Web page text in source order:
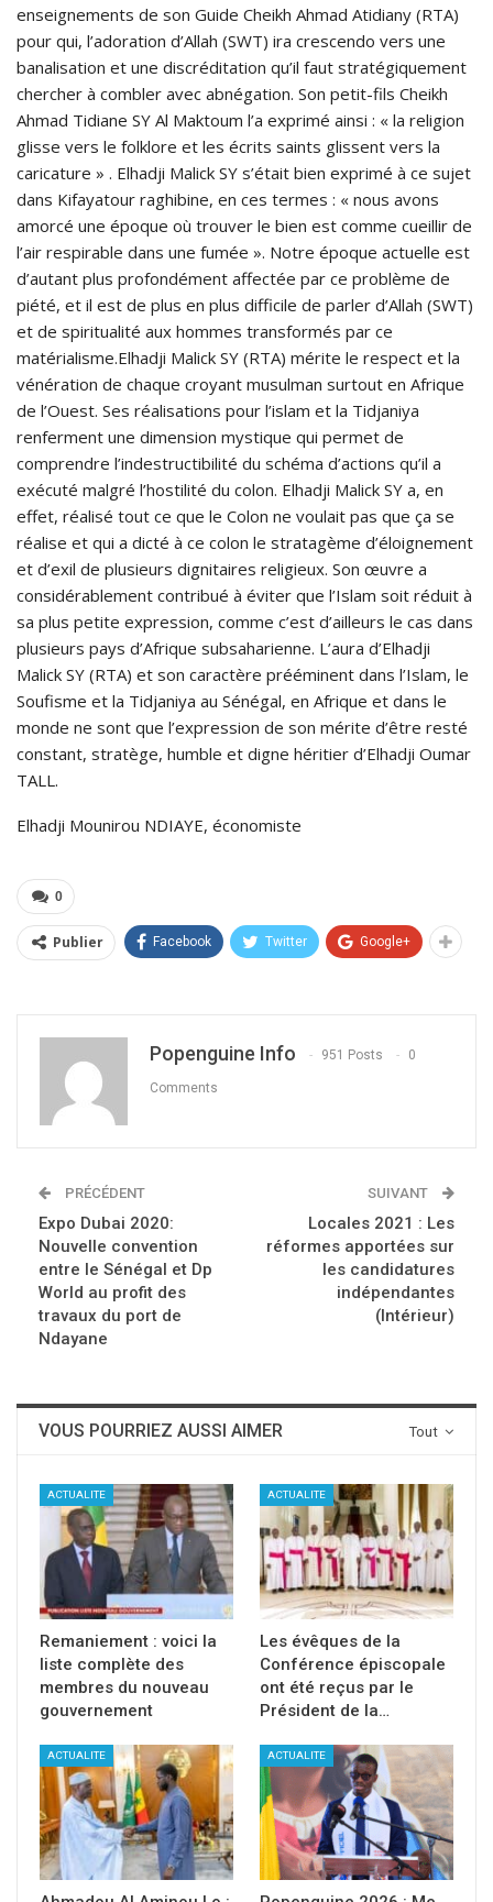
enseignements de son Guide Cheikh Ahmad Atidiany (RTA)
pour qui, l’adoration d’Allah (SWT) ira crescendo vers une
banalisation et une discréditation qu’il faut stratégiquement
chercher à combler avec abnégation. Son petit-fils Cheikh
Ahmad Tidiane SY Al Maktoum l’a exprimé ainsi : « la religion
glisse vers le folklore et les écrits saints glissent vers la
caricature » . Elhadji Malick SY s’était bien exprimé à ce sujet
dans Kifayatour raghibine, en ces termes : « nous avons
amorcé une époque où trouver le bien est comme cueillir de
l’air respirable dans une fumée ». Notre époque actuelle est
d’autant plus profondément affectée par ce problème de
piété, et il est de plus en plus difficile de parler d’Allah (SWT)
et de spiritualité aux hommes transformés par ce
matérialisme.Elhadji Malick SY (RTA) mérite le respect et la
vénération de chaque croyant musulman surtout en Afrique
de l’Ouest. Ses réalisations pour l’islam et la Tidjaniya
renferment une dimension mystique qui permet de
comprendre l’indestructibilité du schéma d’actions qu’il a
exécuté malgré l’hostilité du colon. Elhadji Malick SY a, en
effet, réalisé tout ce que le Colon ne voulait pas que ça se
réalise et qui a dicté à ce colon le stratagème d’éloignement
et d’exil de plusieurs dignitaires religieux. Son œuvre a
considérablement contribué à éviter que l’Islam soit réduit à
sa plus petite expression, comme c’est d’ailleurs le cas dans
plusieurs pays d’Afrique subsaharienne. L’aura d’Elhadji
Malick SY (RTA) et son caractère prééminent dans l’Islam, le
Soufisme et la Tidjaniya au Sénégal, en Afrique et dans le
monde ne sont que l’expression de son mérite d’être resté
constant, stratège, humble et digne héritier d’Elhadji Oumar
TALL.
Elhadji Mounirou NDIAYE, économiste
0
Publier Facebook Twitter Google+
Popenguine Info 951 Posts 0
Comments
PRÉCÉDENT
Expo Dubai 2020:
Nouvelle convention
entre le Sénégal et Dp
World au profit des
travaux du port de
Ndayane
SUIVANT
Locales 2021 : Les
réformes apportées sur
les candidatures
indépendantes
(Intérieur)
Tout
VOUS POURRIEZ AUSSI AIMER
ACTUALITE
Remaniement : voici la
liste complète des
membres du nouveau
gouvernement
ACTUALITE
Les évêques de la
Conférence épiscopale
ont été reçus par le
Président de la…
ACTUALITE ACTUALITE